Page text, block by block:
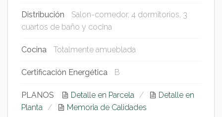
Distribución
Salon-comedor, 4 dormitorios, 3
cuartos de baño y cocina
Cocina Totalmente amueblada
Certificación Energética B
PLANOS Detalle en Parcela
Detalle en
Planta
Memoria de Calidades